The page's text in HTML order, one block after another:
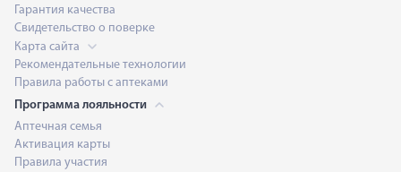
Гарантия качества
Свидетельство о поверке
Карта сайта
Рекомендательные технологии
Правила работы с аптеками
Программа лояльности
Аптечная семья
Активация карты
Правила участия